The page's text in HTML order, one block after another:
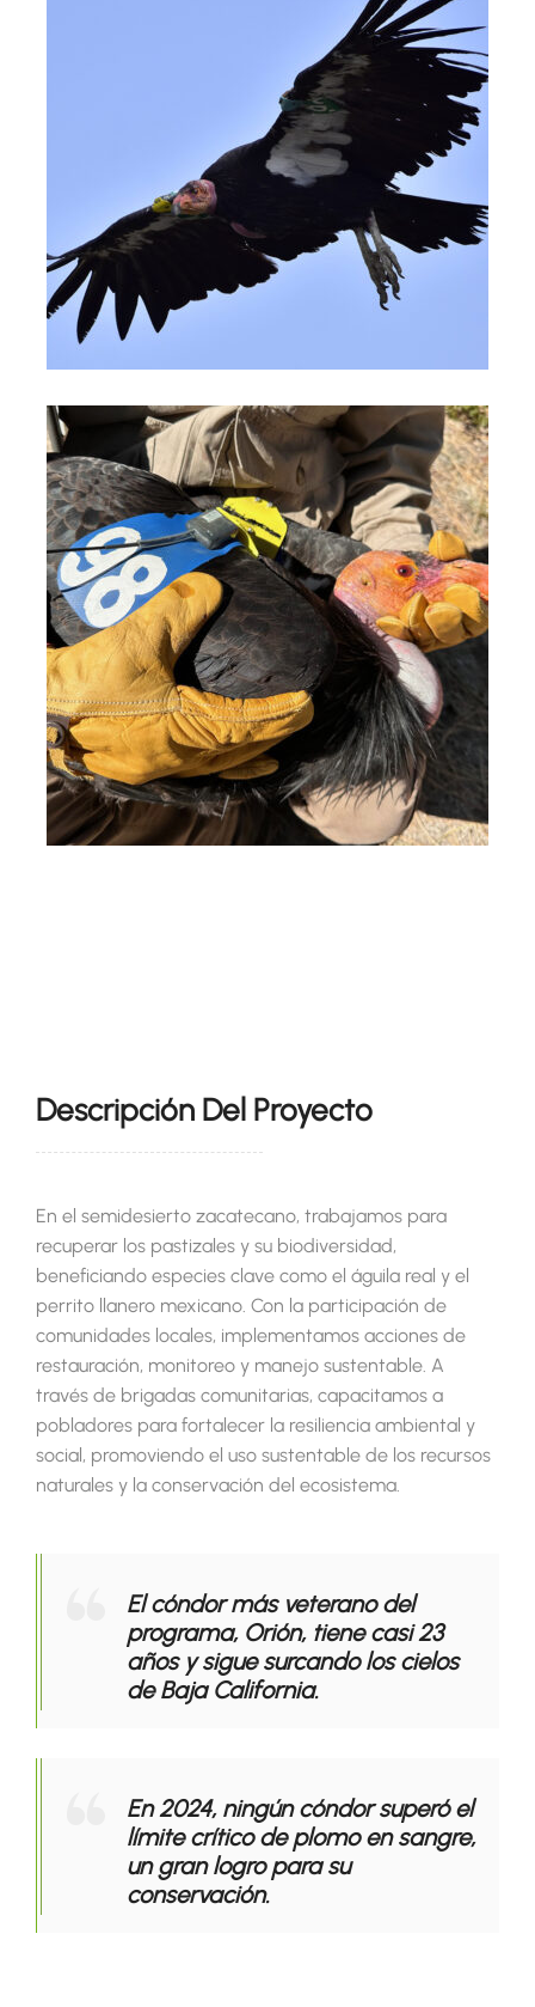
Descripción Del Proyecto
En el semidesierto zacatecano, trabajamos para
recuperar los pastizales y su biodiversidad,
beneficiando especies clave como el águila real y el
perrito llanero mexicano. Con la participación de
comunidades locales, implementamos acciones de
restauración, monitoreo y manejo sustentable. A
través de brigadas comunitarias, capacitamos a
pobladores para fortalecer la resiliencia ambiental y
social, promoviendo el uso sustentable de los recursos
naturales y la conservación del ecosistema.
El cóndor más veterano del
programa, Orión, tiene casi 23
años y sigue surcando los cielos
de Baja California.
En 2024, ningún cóndor superó el
límite crítico de plomo en sangre,
un gran logro para su
conservación.